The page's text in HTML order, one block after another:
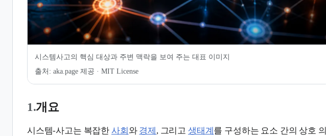
시스템사고의 핵심 대상과 주변 맥락을 보여 주는 대표 이미지
출처: aka.page 제공 · MIT License
1.개요
시스템-사고는 복잡한 사회 와 경제 , 그리고 생태계를 구성하는 요소 간의 상호 의